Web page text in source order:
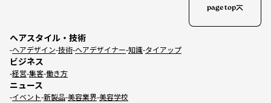
ヘアスタイル・技術
ヘアデザイン 技術 ヘアデザイナー 知識 タイアップ
ビジネス
経営 集客 働き方
ニュース
イベント 新製品 美容業界 美容学校
page top